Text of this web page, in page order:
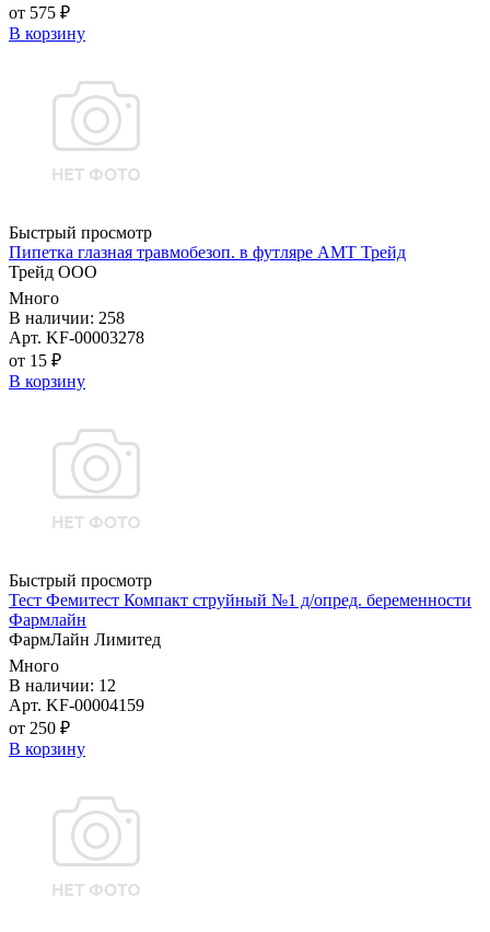
от 575 ₽
В корзину
Быстрый просмотр
Пипетка глазная травмобезоп. в футляре АМТ Трейд
Трейд ООО
Много
В наличии: 258
Арт. KF-00003278
от 15 ₽
В корзину
Быстрый просмотр
Тест Фемитест Компакт струйный №1 д/опред. беременности
Фармлайн
ФармЛайн Лимитед
Много
В наличии: 12
Арт. KF-00004159
от 250 ₽
В корзину